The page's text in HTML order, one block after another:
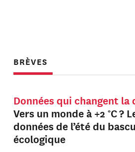
BRÈVES
Données qui changent la
Vers un monde à +2 °C ?
données de l’été du
écologique